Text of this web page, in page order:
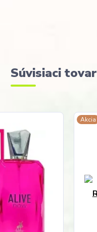
Súvisiaci tovar
Akcia